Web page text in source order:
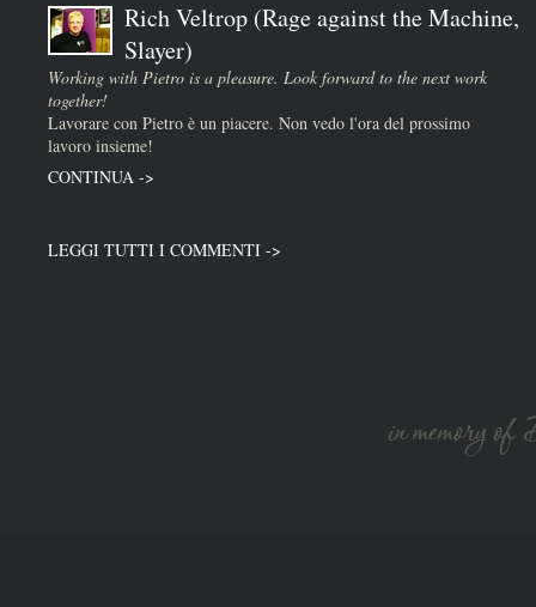
Rich Veltrop (Rage against the Machine,
Slayer)
Working with Pietro is a pleasure. Look forward to the next work
together!
Lavorare con Pietro è un piacere. Non vedo l'ora del prossimo
lavoro insieme!
CONTINUA ->
LEGGI TUTTI I COMMENTI ->